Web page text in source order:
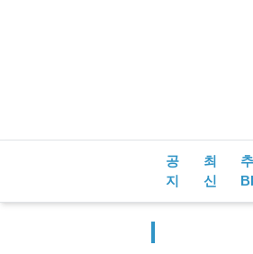
공
지
최
신